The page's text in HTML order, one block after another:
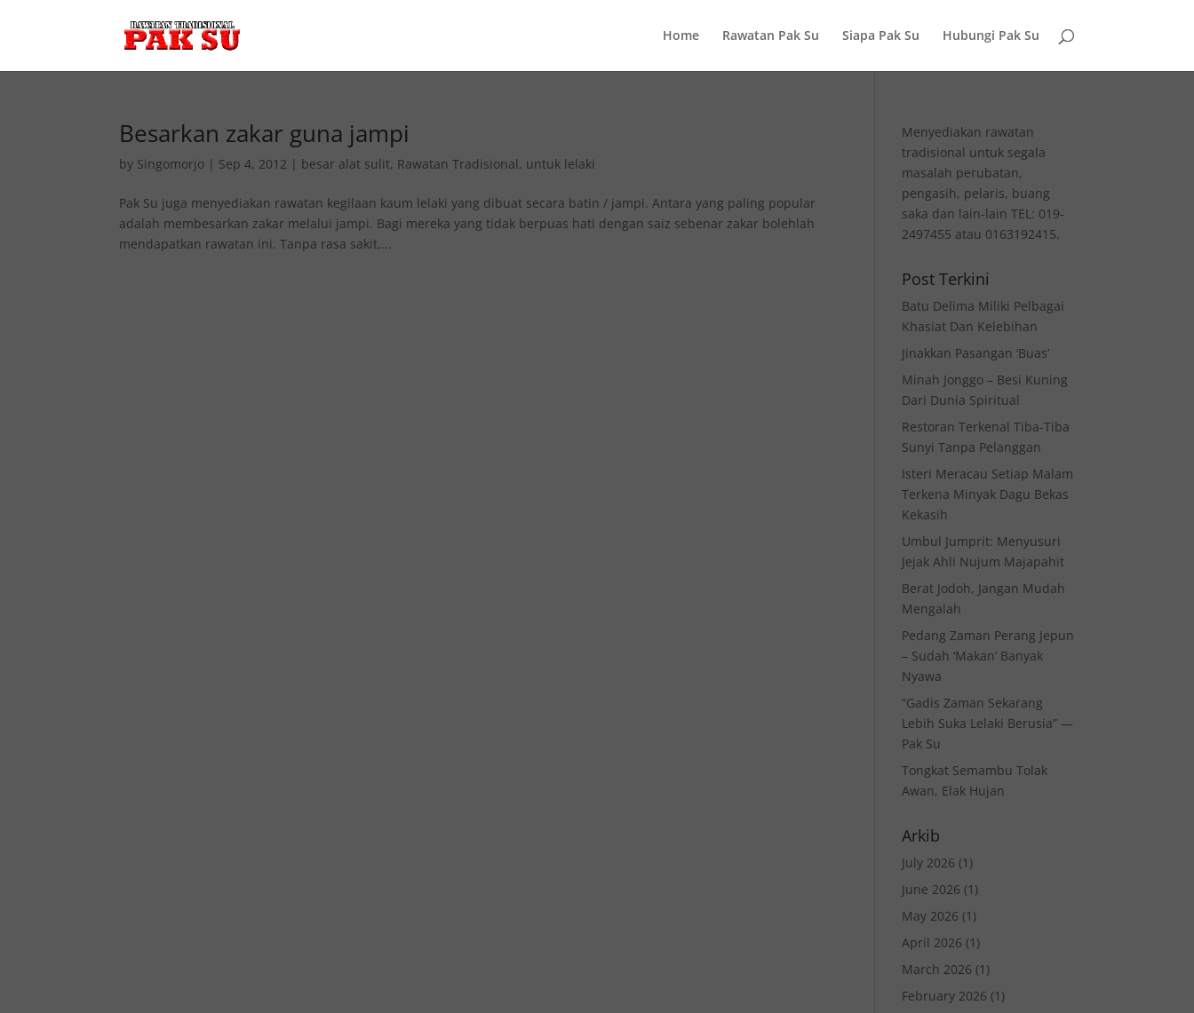
Home Rawatan Pak Su Siapa Pak Su Hubungi Pak Su
Besarkan zakar guna jampi
by Singomorjo | Sep 4, 2012 | besar alat sulit, Rawatan Tradisional, untuk lelaki
Pak Su juga menyediakan rawatan kegilaan kaum lelaki yang dibuat secara batin / jampi. Antara yang paling popular
adalah membesarkan zakar melalui jampi. Bagi mereka yang tidak berpuas hati dengan saiz sebenar zakar bolehlah
mendapatkan rawatan ini. Tanpa rasa sakit,...
Menyediakan rawatan
tradisional untuk segala
masalah perubatan,
pengasih, pelaris, buang
saka dan lain-lain TEL: 019-
2497455 atau 0163192415.
Post Terkini
Batu Delima Miliki Pelbagai
Khasiat Dan Kelebihan
Jinakkan Pasangan ‘Buas’
Minah Jonggo – Besi Kuning
Dari Dunia Spiritual
Restoran Terkenal Tiba-Tiba
Sunyi Tanpa Pelanggan
Isteri Meracau Setiap Malam
Terkena Minyak Dagu Bekas
Kekasih
Umbul Jumprit: Menyusuri
Jejak Ahli Nujum Majapahit
Berat Jodoh, Jangan Mudah
Mengalah
Pedang Zaman Perang Jepun
– Sudah ‘Makan’ Banyak
Nyawa
“Gadis Zaman Sekarang
Lebih Suka Lelaki Berusia” —
Pak Su
Tongkat Semambu Tolak
Awan, Elak Hujan
Arkib
July 2026 (1)
June 2026 (1)
May 2026 (1)
April 2026 (1)
March 2026 (1)
February 2026 (1)